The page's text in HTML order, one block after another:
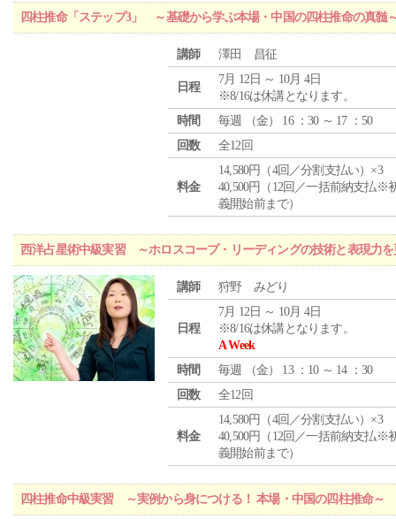
四柱推命「ステップ3」 ～基礎から学ぶ本場・中国の四柱推命の真髄
講師 澤田 昌征
日程
7月 12日 ～ 10月 4日
※8/16は休講となります。
時間
毎週 （金） 16 ：30 ～ 17 ：50
回数
全12回
料金
14,580円（4回／分割支払い）×3
40,500円（12回／一括前納支払※
義開始前まで）
西洋占星術中級実習 ～ホロスコープ・リーディングの技術と表現力
講師 狩野 みどり
日程
7月 12日 ～ 10月 4日
※8/16は休講となります。
A Week
時間
毎週 （金） 13 ：10 ～ 14 ：30
回数
全12回
料金
14,580円（4回／分割支払い）×3
40,500円（12回／一括前納支払※
義開始前まで）
四柱推命中級実習 ～実例から身につける！ 本場・中国の四柱推命～